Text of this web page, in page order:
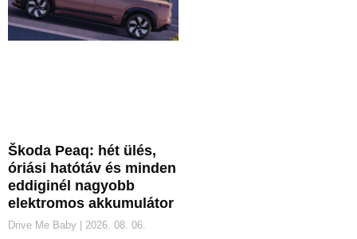
Škoda Peaq: hét ülés,
óriási hatótáv és minden
eddiginél nagyobb
elektromos akkumulátor
Drive Me Baby 2026. 08. 06.